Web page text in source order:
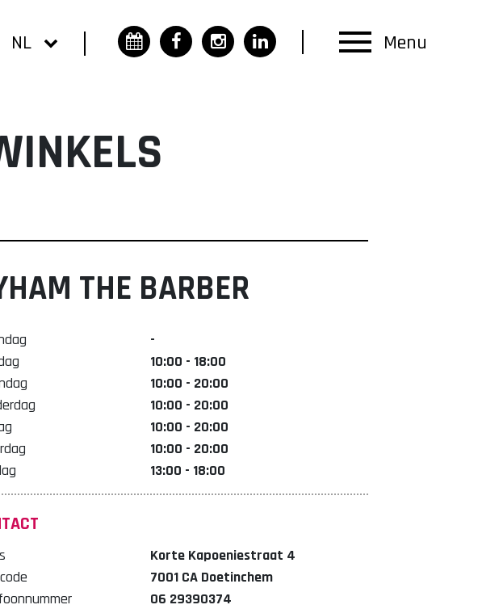
NL Menu
THE BARBER
-
10:00 - 18:00
10:00 - 20:00
10:00 - 20:00
10:00 - 20:00
10:00 - 20:00
13:00 - 18:00
Korte Kapoeniestraat 4
7001 CA Doetinchem
06 29390374